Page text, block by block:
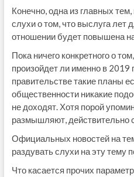
Конечно, одна из главных
слухи о том, что выслуга лет
отношении будет повышена
Пока ничего конкретного о
произойдет ли именно в 2019
правительстве такие планы
общественности никакие
не доходят. Хотя порой
размышляют, действительно
Официальных новостей на
раздувать слухи на эту тему
Что касается прочих